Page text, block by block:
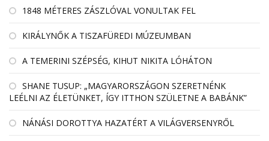
1848 MÉTERES ZÁSZLÓVAL VONULTAK FEL
KIRÁLYNŐK A TISZAFÜREDI MÚZEUMBAN
A TEMERINI SZÉPSÉG, KIHUT NIKITA LÓHÁTON
SHANE TUSUP: „MAGYARORSZÁGON SZERETNÉNK
LEÉLNI AZ ÉLETÜNKET, ÍGY ITTHON SZÜLETNE A BABÁNK”
NÁNÁSI DOROTTYA HAZATÉRT A VILÁGVERSENYRŐL